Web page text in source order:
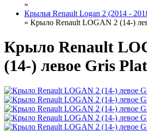
»
Крылья Renault Logan 2 (2014 -
» Крыло Renault LOGAN 2 (14-)
Крыло Renault
(14-) левое Gris